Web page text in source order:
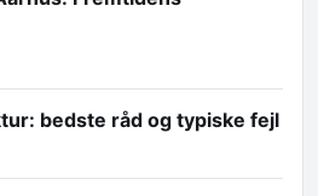
bedste råd og typiske fejl